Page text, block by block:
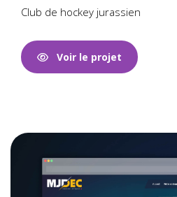
Club de hockey jurassien
Voir le projet